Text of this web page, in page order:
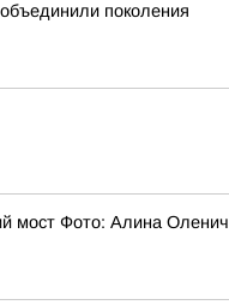
поколения
мост Фото: Алина Оленич